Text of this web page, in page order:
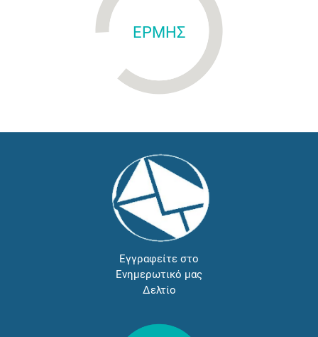
ΕΡΜΗΣ
Εγγραφείτε στο
Ενημερωτικό μας
Δελτίο